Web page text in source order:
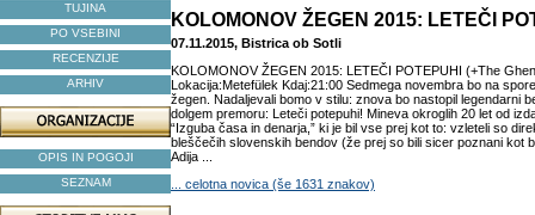
TUJINA
PO VSEBINI
RECENZIJE
ARHIV
OPIS IN POGOJI
SEZNAM
KOLOMONOV ŽEGEN 2015: LETEČI
07.11.2015, Bistrica ob Sotli
KOLOMONOV ŽEGEN 2015: LETEČI POTEPUHI (+The
Lokacija:Metefülek Kdaj:21:00 Sedmega novembra bo na
žegen. Nadaljevali bomo v stilu: znova bo nastopil legendarni
dolgem premoru: Leteči potepuhi! Mineva okroglih 20 let od
“Izguba časa in denarja,” ki je bil vse prej kot to: vzleteli so
bleščečih slovenskih bendov (že prej so bili sicer poznani kot
Adija ...
... celotna novica (še 1631 znakov)